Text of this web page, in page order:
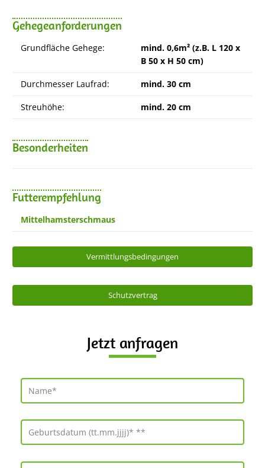
Gehegeanforderungen
Grundfläche Gehege:
mind. 0,6m² (z.B. L 120 x
B 50 x H 50 cm)
Durchmesser Laufrad: mind. 30 cm
Streuhöhe: mind. 20 cm
Besonderheiten
Futterempfehlung
Mittelhamsterschmaus
Vermittlungsbedingungen
Schutzvertrag
Jetzt anfragen